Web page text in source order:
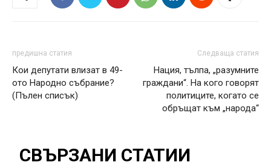
предишна статия
Кои депутати влизат в 49-
ото Народно събрание?
(Пълен списък)
Следваща статия
Нация, тълпа, „разумните
граждани“. На кого говорят
политиците, когато се
обръщат към „народа“
СВЪРЗАНИ СТАТИИ